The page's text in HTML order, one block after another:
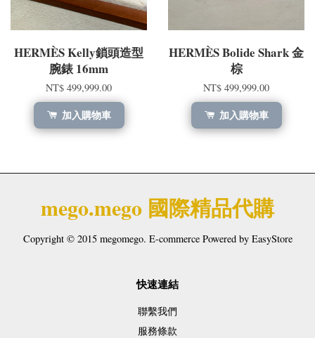
HERMÈS Kelly鎖頭造型
腕錶 16mm
NT$ 499,999.00
加入購物車
HERMÈS Bolide Shark 金
棕
NT$ 499,999.00
加入購物車
mego.mego 國際精品代購
Copyright © 2015 megomego. E-commerce Powered by EasyStore
快速連結
聯繫我們
服務條款